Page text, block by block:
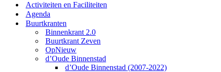
Activiteiten en Faciliteiten
Agenda
Buurtkranten
Binnenkrant 2.0
Buurtkrant Zeven
OpNieuw
d’Oude Binnenstad
d’Oude Binnenstad (2007-2022)